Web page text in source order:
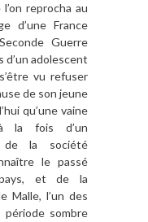
reprocha au
d’une France
Guerre
d’un adolescent
vu refuser
de son jeune
qu’une vaine
la fois d’un
de la société
le passé
et de la
Malle, l’un des
sombre